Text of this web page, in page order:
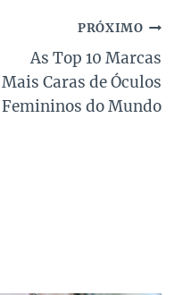
PRÓXIMO
As Top 10 Marcas
Mais Caras de Óculos
Femininos do Mundo